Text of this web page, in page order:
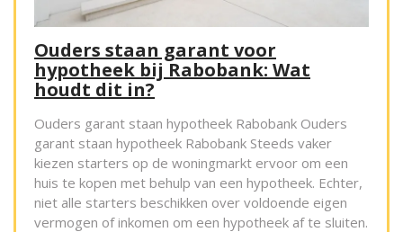
Ouders staan garant voor
hypotheek bij Rabobank: Wat
houdt dit in?
Ouders garant staan hypotheek Rabobank Ouders
garant staan hypotheek Rabobank Steeds vaker
kiezen starters op de woningmarkt ervoor om een
huis te kopen met behulp van een hypotheek. Echter,
niet alle starters beschikken over voldoende eigen
vermogen of inkomen om een hypotheek af te sluiten.